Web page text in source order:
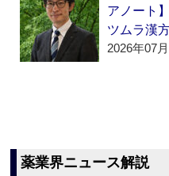
アノート
ツムラ漢
2026年07
薬業界ニュース解説